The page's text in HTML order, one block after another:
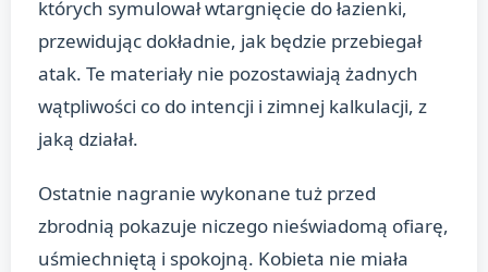
których symulował wtargnięcie do łazienki,
przewidując dokładnie, jak będzie przebiegał
atak. Te materiały nie pozostawiają żadnych
wątpliwości co do intencji i zimnej kalkulacji, z
jaką działał.
Ostatnie nagranie wykonane tuż przed
zbrodnią pokazuje niczego nieświadomą ofiarę,
uśmiechniętą i spokojną. Kobieta nie miała